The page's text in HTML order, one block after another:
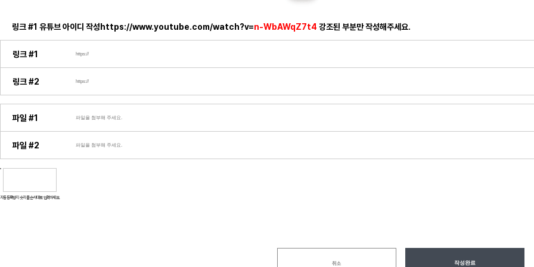
링크 #1 유튜브 아이디 작성 https://www.youtube.com/watch?v=n-WbAWqZ7t4 강조된 부분만 작성해주세요.
링크 #1
링크 #2
파일 #1
파일 #2
자동등록방지 숫자를 순서대로 입력하세요.
취소 작성완료